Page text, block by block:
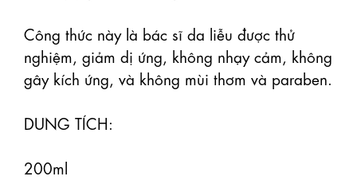
Công thức này là bác sĩ da liễu được thử
nghiệm, giảm dị ứng, không nhạy cảm, không
gây kích ứng, và không mùi thơm và paraben.
DUNG TÍCH:
200ml